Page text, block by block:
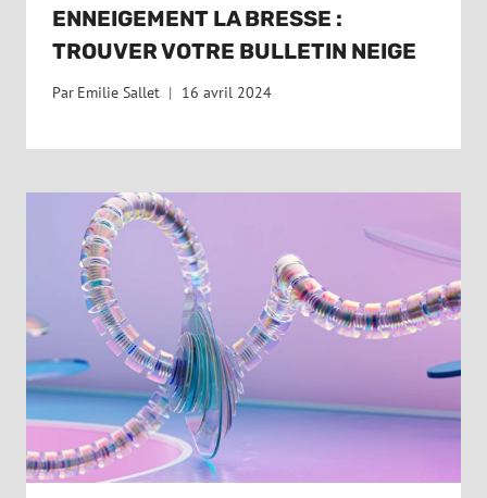
ENNEIGEMENT LA BRESSE :
TROUVER VOTRE BULLETIN NEIGE
Par Emilie Sallet 16 avril 2024